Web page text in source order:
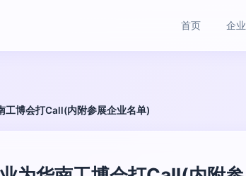
首页 企
工博会打Call(内附参展企业名单)